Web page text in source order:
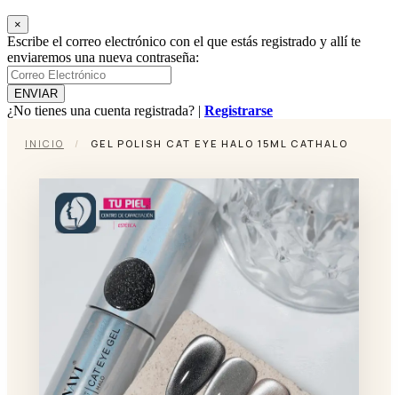
×
Escribe el correo electrónico con el que estás registrado y allí te
enviaremos una nueva contraseña:
¿No tienes una cuenta registrada? | Registrarse
INICIO / GEL POLISH CAT EYE HALO 15ML CATHALO